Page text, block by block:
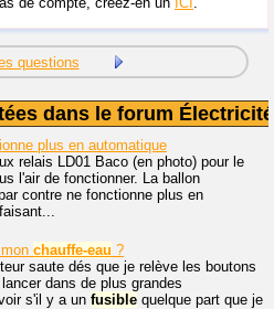
questions
dans le forum Électricité
plus en automatique
relais LD01 Baco (en photo) pour le
l'air de fonctionner. La ballon
contre ne fonctionne plus en
chauffe-eau ?
saute dés que je relève les boutons
dans de plus grandes
s'il y a un fusible quelque part que je